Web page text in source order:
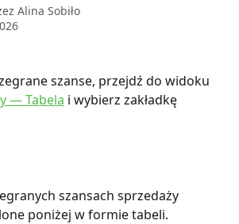
Alina Sobiło
szanse, przejdź do widoku
— Tabela i wybierz zakładkę
szansach sprzedaży
poniżej w formie tabeli.